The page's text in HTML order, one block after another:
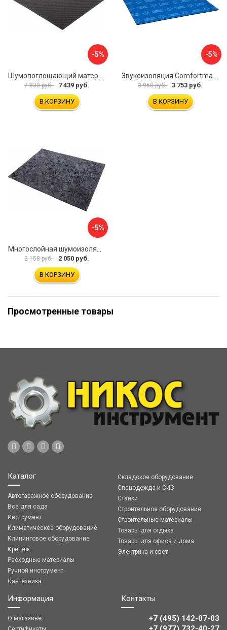
-5%
7 830 руб. 7 439 руб.
В КОРЗИНУ
-5%
3 950 руб. 3 753 руб.
В КОРЗИНУ
-5%
2 158 руб. 2 050 руб.
В КОРЗИНУ
Просмотренные товары
Каталог
Автогаражное оборудование
Все для сада
Инструмент
Климатическое оборудование
Клининговое оборудование
Крепеж
Расходные материалы
Ручной инструмент
Сантехника
Складское оборудование
Спецодежда и СИЗ
Станки
Строительное оборудование
Строительные материалы
Товары для отдыха
Товары для офиса и дома
Электрика и свет
Информация
О магазине
Контакты
+7 (495) 142-07-03